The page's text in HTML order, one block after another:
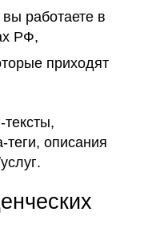
работаете в
РФ,
приходят
,
теги, описания
.